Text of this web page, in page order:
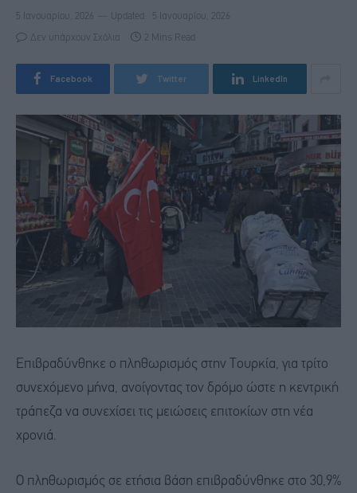
5 Ιανουαρίου, 2026 Updated: 5 Ιανουαρίου, 2026
Δεν υπάρχουν Σχόλια 2 Mins Read
Facebook Twitter LinkedIn
Επιβραδύνθηκε ο πληθωρισμός στην Τουρκία, για τρίτο
συνεχόμενο μήνα, ανοίγοντας τον δρόμο ώστε η κεντρική
τράπεζα να συνεχίσει τις μειώσεις επιτοκίων στη νέα
χρονιά.
Ο πληθωρισμός σε ετήσια βάση επιβραδύνθηκε στο 30,9%